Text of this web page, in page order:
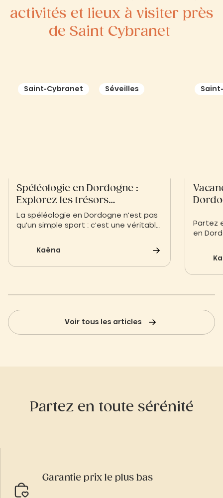
activités et lieux à visiter près
de Saint Cybranet
Saint-Cybranet Séveilles
Spéléologie en Dordogne :
Explorez les trésors
souterrains du Périgord
La spéléologie en Dordogne n'est pas
qu'un simple sport : c'est une véritable
monde souterrain. Que vous soyez un
explorateur aguerri ou en quête d'une
initiation en famille, les cavités de la
Kaëna
Partez
en
Voir tous les articles
Partez en toute sérénité
Garantie prix le plus bas